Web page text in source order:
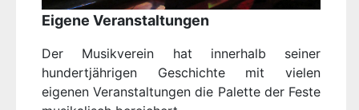
Eigene Veranstaltungen
Der Musikverein hat innerhalb seiner
hundertjährigen Geschichte mit vielen
eigenen Veranstaltungen die Palette der Feste